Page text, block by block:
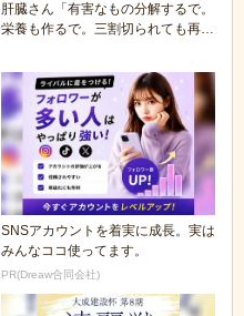
肝臓さん「有害なもの分解するで。
栄養も作るで。三割切られても再生
SNSアカウントを着実に成長。実は
みんなココ使ってます。
PR(Dreaw合同会社)